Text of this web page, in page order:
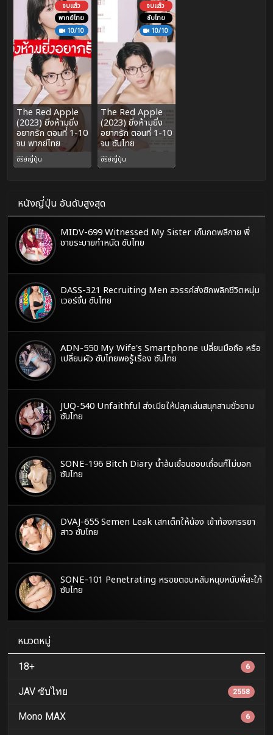
จบแล้ว
พากย์ไทย
10/10
The Red Apple
(2023) ยิ่งห้ามยิ่ง
อยากรัก ตอนที่ 1-10
จบ พากย์ไทย
ซีรีย์ญี่ปุ่น
จบแล้ว
ซับไทย
10/10
The Red Apple
(2023) ยิ่งห้ามยิ่ง
อยากรัก ตอนที่ 1-10
จบ ซับไทย
ซีรีย์ญี่ปุ่น
หนังญี่ปุ่น อันดับสูงสุด
MIDV-699 Witnessed My Sister เก็บกดพลีกาย พี่
ชายระบายกำหนัด ซับไทย
DASS-321 Recruiting Men สวรรค์ส่งซิกพลิกชีวิตหนุ่ม
เวอร์จิ้น ซับไทย
ADN-550 My Wife's Smartphone เปลี่ยนมือถือ หรือ
เปลี่ยนผัว ซับไทยพอรู้เรื่อง ซับไทย
JUQ-540 Unfaithful ส่งเมียให้ปลุกเล่นสนุกสามชั่วยาม
ซับไทย
SONE-196 Bitch Diary น้ำล้นเขื่อนชอบเถื่อนก็ไม่บอก
ซับไทย
DVAJ-655 Semen Leak เสกเด็กให้น้อง เข้าท้องภรรยา
สาว ซับไทย
SONE-101 Penetrating หรอยตอนหลับหนุบหนับพี่สะใภ้
ซับไทย
หมวดหมู่
18+ 6
JAV ซับไทย 2558
Mono MAX 6